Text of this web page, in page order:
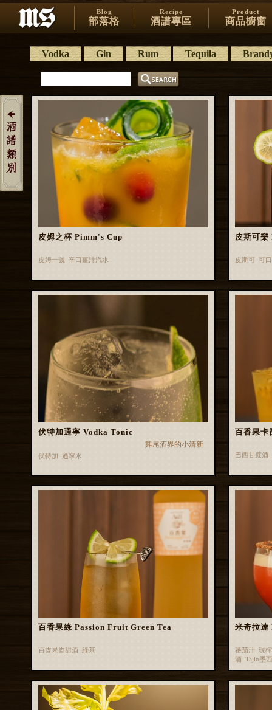
Blog
部落格
Recipe
酒譜專區
Product
商品櫥窗
Vodka Gin Rum Tequila
皮姆之杯 Pimm's Cup
皮姆一號 辛口薑汁汽水
皮斯可
皮斯可 可
伏特加通寧 Vodka Tonic
雞尾酒界的小清新
伏特加 通寧水
百香果卡
巴西甘蔗
百香果綠 Passion Fruit Green Tea
百香果香甜酒 綠茶
米奇拉
蕃茄汁 現
酒 Tajin墨